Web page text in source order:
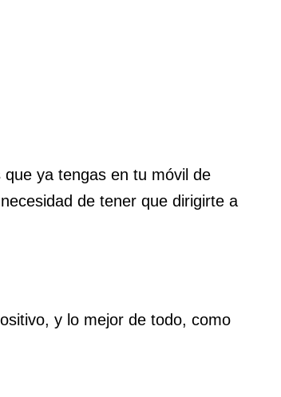
ya tengas en tu móvil de
de tener que dirigirte a
y lo mejor de todo, como